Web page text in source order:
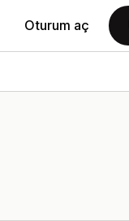
Oturum aç